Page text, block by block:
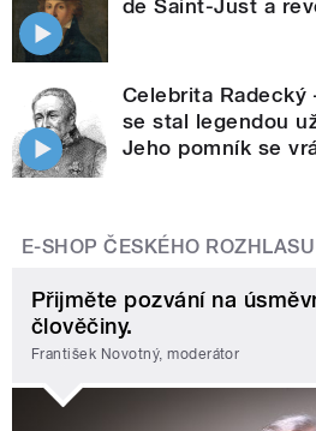
de Saint-Just a
Celebrita Radecký
se stal legendou
Jeho pomník se
E-SHOP ČESKÉHO ROZHLASU
Přijměte pozvání na
člověčiny.
František Novotný, moderátor